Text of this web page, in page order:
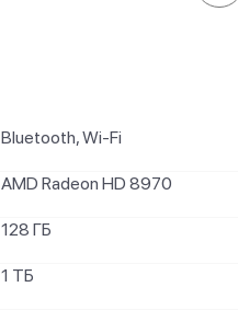
Bluetooth, Wi-Fi
AMD Radeon HD 8970
128 ГБ
1 ТБ